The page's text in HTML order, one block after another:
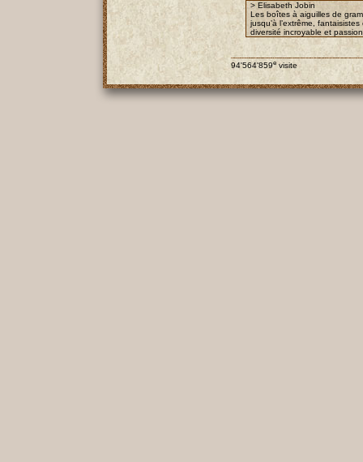
> Elisabeth Jobin
Les boîtes à aiguilles de
jusqu’à l’extrême,
diversité incroyable et
94'564'859e visite